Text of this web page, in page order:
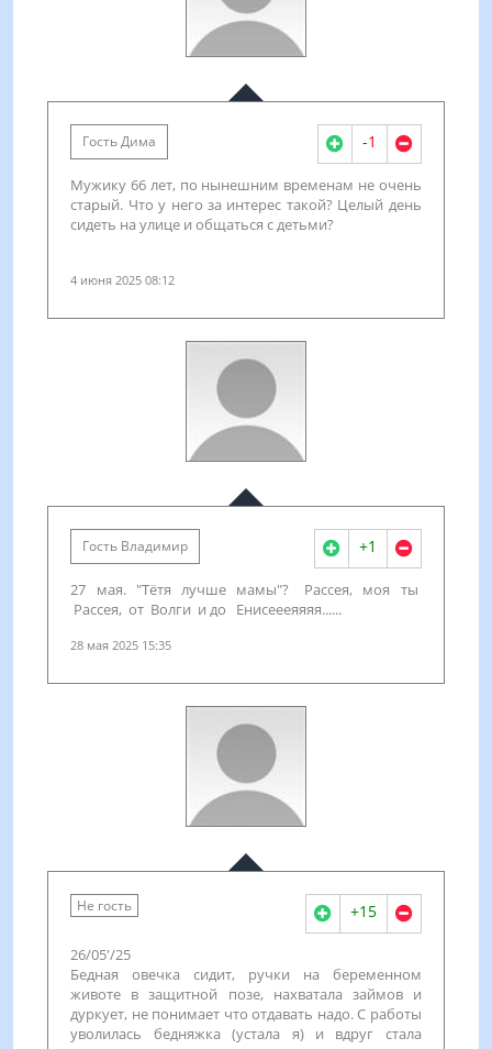
Гость Дима -1
Мужику 66 лет, по нынешним временам не очень
старый. Что у него за интерес такой? Целый день
сидеть на улице и общаться с детьми?
4 июня 2025 08:12
Гость Владимир +1
27 мая. "Тётя лучше мамы"? Рассея, моя ты
Рассея, от Волги и до Енисеееяяяя......
28 мая 2025 15:35
Не гость +15
26/05'/25
Бедная овечка сидит, ручки на беременном
животе в защитной позе, нахватала займов и
дуркует, не понимает что отдавать надо. С работы
уволилась бедняжка (устала я) и вдруг стала